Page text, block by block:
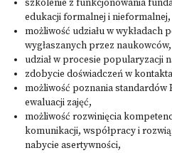
szkolenie z funkcjonowania
edukacji formalnej i nieformalnej,
możliwość udziału w
wygłaszanych przez naukowców,
udział w procesie popularyzacji
zdobycie doświadczeń w
możliwość poznania standardów
ewaluacji zajęć,
możliwość rozwinięcia
komunikacji, współpracy i
nabycie asertywności,